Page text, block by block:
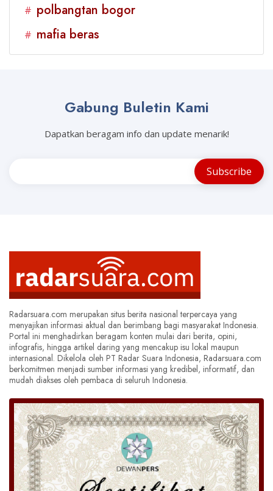
# polbangtan bogor
# mafia beras
Gabung Buletin Kami
Dapatkan beragam info dan update menarik!
Radarsuara.com merupakan situs berita nasional terpercaya yang
menyajikan informasi aktual dan berimbang bagi masyarakat Indonesia.
Portal ini menghadirkan beragam konten mulai dari berita, opini,
infografis, hingga artikel daring yang mencakup isu lokal maupun
internasional. Dikelola oleh PT Radar Suara Indonesia, Radarsuara.com
berkomitmen menjadi sumber informasi yang kredibel, informatif, dan
mudah diakses oleh pembaca di seluruh Indonesia.